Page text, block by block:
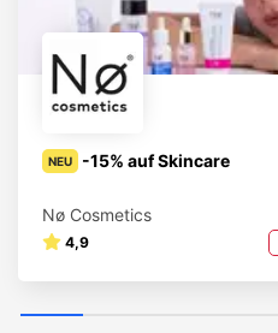
NEU -15% auf Skincare
Nø Cosmetics
4,9